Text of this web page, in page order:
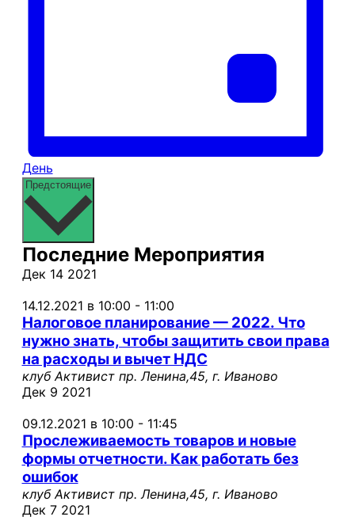
День
Предстоящие Выбрать
Последние Мероприятия
Дек 14 2021
14.12.2021 в 10:00 - 11:00
Налоговое планирование — 2022. Что
нужно знать, чтобы защитить свои права
на расходы и вычет НДС
клуб Активист пр. Ленина,45, г. Иваново
Дек 9 2021
09.12.2021 в 10:00 - 11:45
Прослеживаемость товаров и новые
формы отчетности. Как работать без
ошибок
клуб Активист пр. Ленина,45, г. Иваново
Дек 7 2021